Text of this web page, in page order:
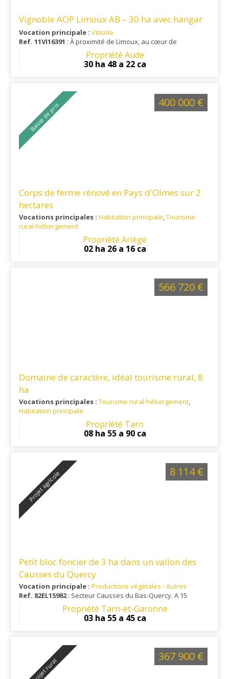
Vignoble AOP Limoux AB – 30 ha avec hangar
Vocation principale : Viticole
Ref. 11VI16391 : À proximité de Limoux, au cœur de
l'appellation Limoux, ce vignoble bénéficie d'un
environnement viticole reconnu, alliant accessibilité, calme et
proximité des principaux services.
Propriété Aude
30 ha 48 a 22 ca
Baisse de prix
Corps de ferme rénové en Pays d'Olmes sur 2
hectares
Vocations principales : Habitation principale,Tourisme
rural-hébergement
: Située en pays d'Olmes, à 10 minutes des
commerces, écoles et commodités.
Propriété Ariège
02 ha 26 a 16 ca
400 000 €
Domaine de caractère, idéal tourisme rural, 8
ha
Vocations principales : Tourisme rural-hébergement,
Habitation principale
: Situé à 20 min de Gaillac, à 30 min de
Montauban, 40 min d'Albi, 1h de Toulouse et l'aéroport
Propriété Tarn
08 ha 55 a 90 ca
566 720 €
Projet agricole
Petit bloc foncier de 3 ha dans un vallon des
Causses du Quercy
Vocation principale : Productions végétales - Autres
Ref. 82EL15982: Secteur Causses du Bas-Quercy. A 15
minutes environ de Caylus.Propriété Tarn-et-Garonne
03 ha 55 a 45 ca
8 114 €
Projet rural
367 900 €